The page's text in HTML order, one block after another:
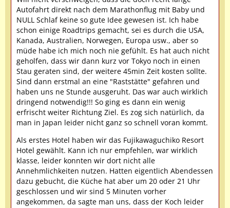
Autofahrt direkt nach dem Marathonflug mit Baby und
NULL Schlaf keine so gute Idee gewesen ist. Ich habe
schon einige Roadtrips gemacht, sei es durch die USA,
Kanada, Australien, Norwegen, Europa usw., aber so
müde habe ich mich noch nie gefühlt. Es hat auch nicht
geholfen, dass wir dann kurz vor Tokyo noch in einen
Stau geraten sind, der weitere 45min Zeit kosten sollte.
Sind dann erstmal an eine "Raststätte" gefahren und
haben uns ne Stunde ausgeruht. Das war auch wirklich
dringend notwendig!!! So ging es dann ein wenig
erfrischt weiter Richtung Ziel. Es zog sich natürlich, da
man in Japan leider nicht ganz so schnell voran kommt.
Als erstes Hotel haben wir das Fujikawaguchiko Resort
Hotel gewählt. Kann ich nur empfehlen, war wirklich
klasse, leider konnten wir dort nicht alle
Annehmlichkeiten nutzen. Hatten eigentlich Abendessen
dazu gebucht, die Küche hat aber um 20 oder 21 Uhr
geschlossen und wir sind 5 Minuten vorher
angekommen, da sagte man uns, dass der Koch leider